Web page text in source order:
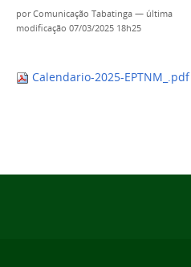
porComunicação Tabatinga — última
modificação 07/03/2025 18h25
Calendario-2025-EPTNM_.pdf